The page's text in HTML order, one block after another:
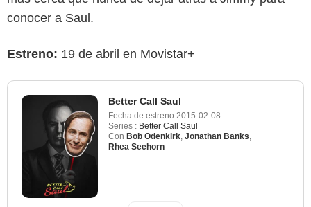
conocer a Saul.
Estreno: 19 de abril en Movistar+
Better Call Saul
Fecha de estreno 2015-02-08
Series : Better Call Saul
Con Bob Odenkirk, Jonathan Banks,
Rhea Seehorn